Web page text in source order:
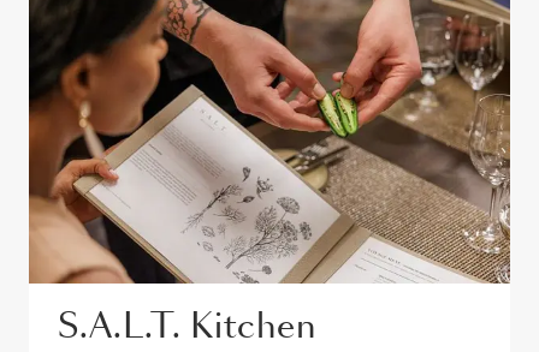
S.A.L.T. Kitchen